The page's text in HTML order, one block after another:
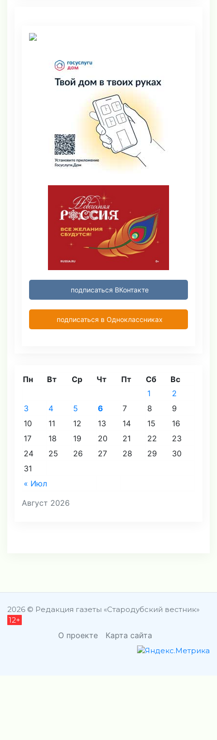
подписаться ВКонтакте
подписаться в Одноклассниках
Август 2026
Пн Вт Ср Чт Пт Сб Вс
« Июл
1
2
3
4 5 6 7 8
9
10
11 12 13 14 15
16
17
18 19 20 21 22
23
24
25 26 27 28 29
30
31
2026 © Редакция газеты «Стародубский вестник»
12+
О проекте Карта сайта